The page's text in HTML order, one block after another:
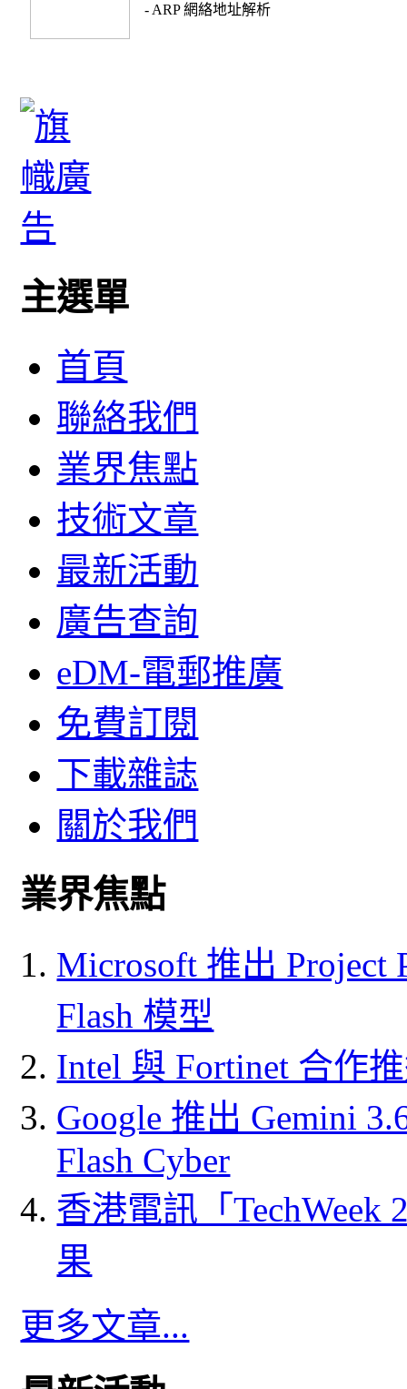
- ARP 網絡地址解析
主選單
首頁
聯絡我們
業界焦點
技術文章
最新活動
廣告查詢
eDM-電郵推廣
免費訂閱
下載雜誌
關於我們
業界焦點
Microsoft 推出 Project
Flash 模型
Intel 與 Fortinet 合作
Google 推出 Gemini
Flash Cyber
香港電訊「
果
更多文章...